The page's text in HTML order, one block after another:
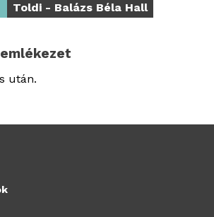
Toldi - Balázs Béla Hall
után.